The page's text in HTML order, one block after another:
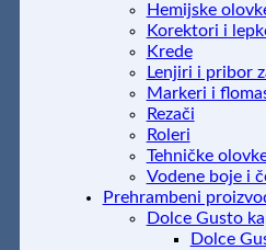
Hemijske
Korektori i
Krede
Lenjiri i pribor
Markeri i
Rezači
Roleri
Tehničke
Vodene boje i
Prehrambeni
Dolce Gusto
Dolce